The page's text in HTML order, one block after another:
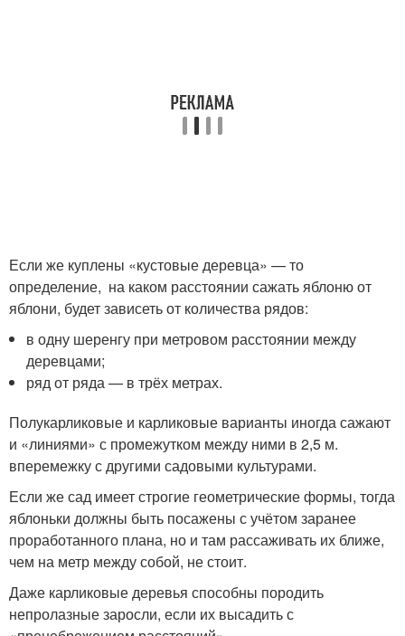
Если же куплены «кустовые деревца» — то
определение, на каком расстоянии сажать яблоню от
яблони, будет зависеть от количества рядов:
в одну шеренгу при метровом расстоянии между
деревцами;
ряд от ряда — в трёх метрах.
Полукарликовые и карликовые варианты иногда сажают
и «линиями» с промежутком между ними в 2,5 м.
вперемежку с другими садовыми культурами.
Если же сад имеет строгие геометрические формы, тогда
яблоньки должны быть посажены с учётом заранее
проработанного плана, но и там рассаживать их ближе,
чем на метр между собой, не стоит.
Даже карликовые деревья способны породить
непролазные заросли, если их высадить с